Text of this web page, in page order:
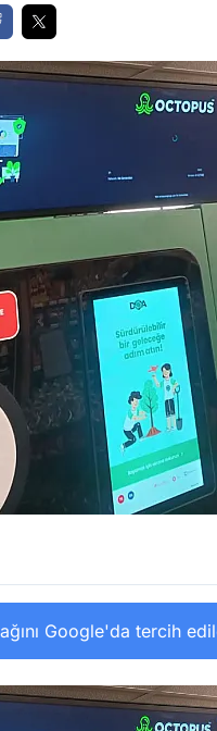
Google'da tercih